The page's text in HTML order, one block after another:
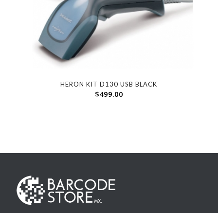
HERON KIT D130 USB BLACK
$499.00